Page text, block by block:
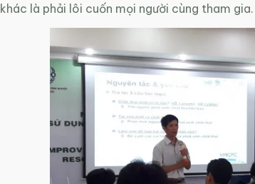
khác là phải lôi cuốn mọi người cùng tham gia.